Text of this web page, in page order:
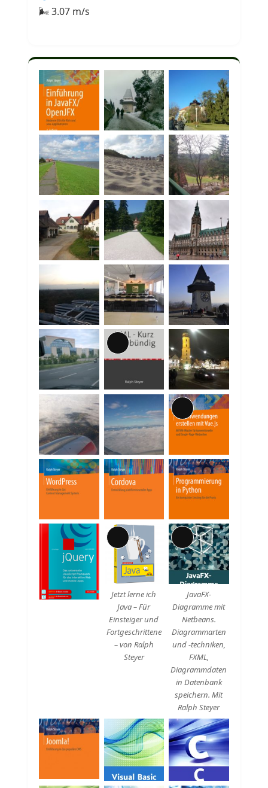
🌬 3.07 m/s
Lange
Beschreibung
Lange
Beschreibung
Lange
Beschreibung
Jetzt lerne ich
Java – Für
Einsteiger und
Fortgeschrittene
– von Ralph
Steyer
Lange
Beschreibung
JavaFX-
Diagramme mit
Netbeans.
Diagrammarten
und -techniken,
FXML,
Diagrammdaten
in Datenbank
speichern. Mit
Ralph Steyer